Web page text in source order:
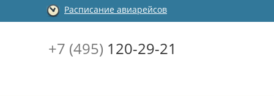
Расписание авиарейсов
+7 (495) 120-29-21